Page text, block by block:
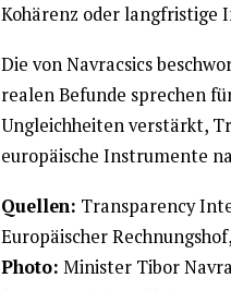
Kohärenz oder langfristige
Die von Navracsics
realen Befunde sprechen
Ungleichheiten verstärkt,
europäische Instrumente
Quellen: Transparency
Europäischer
Photo: Minister Tibor